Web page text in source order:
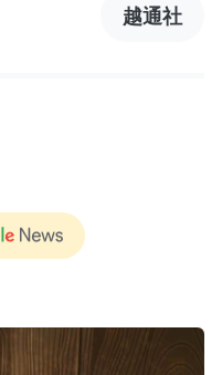
越通社